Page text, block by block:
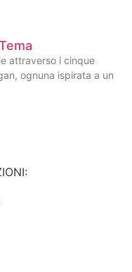
attraverso i cinque
ognuna ispirata a un